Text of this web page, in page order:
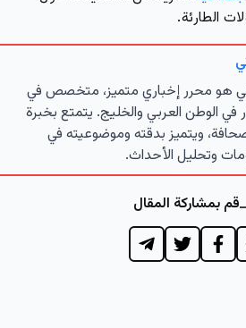
الطارئة.
هو محرر إخباري متميز، متخصص في
في الوطن العربي والخليج. يتمتع بخبرة
ويتميز بدقته وموضوعيته في
وتحليل الأحداث.
قم بمشاركة المقال